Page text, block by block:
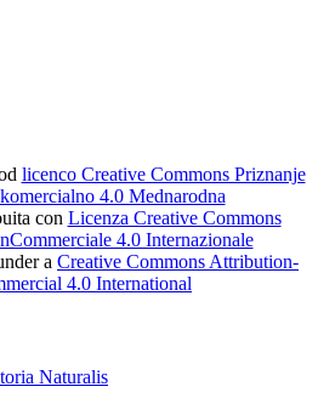
licenco Creative Commons Priznanje
4.0 Mednarodna
con Licenza Creative Commons
4.0 Internazionale
a Creative Commons Attribution-
4.0 International
Naturalis